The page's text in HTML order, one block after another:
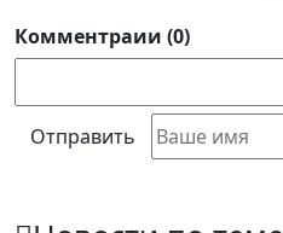
Комментраии (0)
Отправить